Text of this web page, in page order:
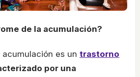
de la acumulación?
acumulación es un trastorno
por una